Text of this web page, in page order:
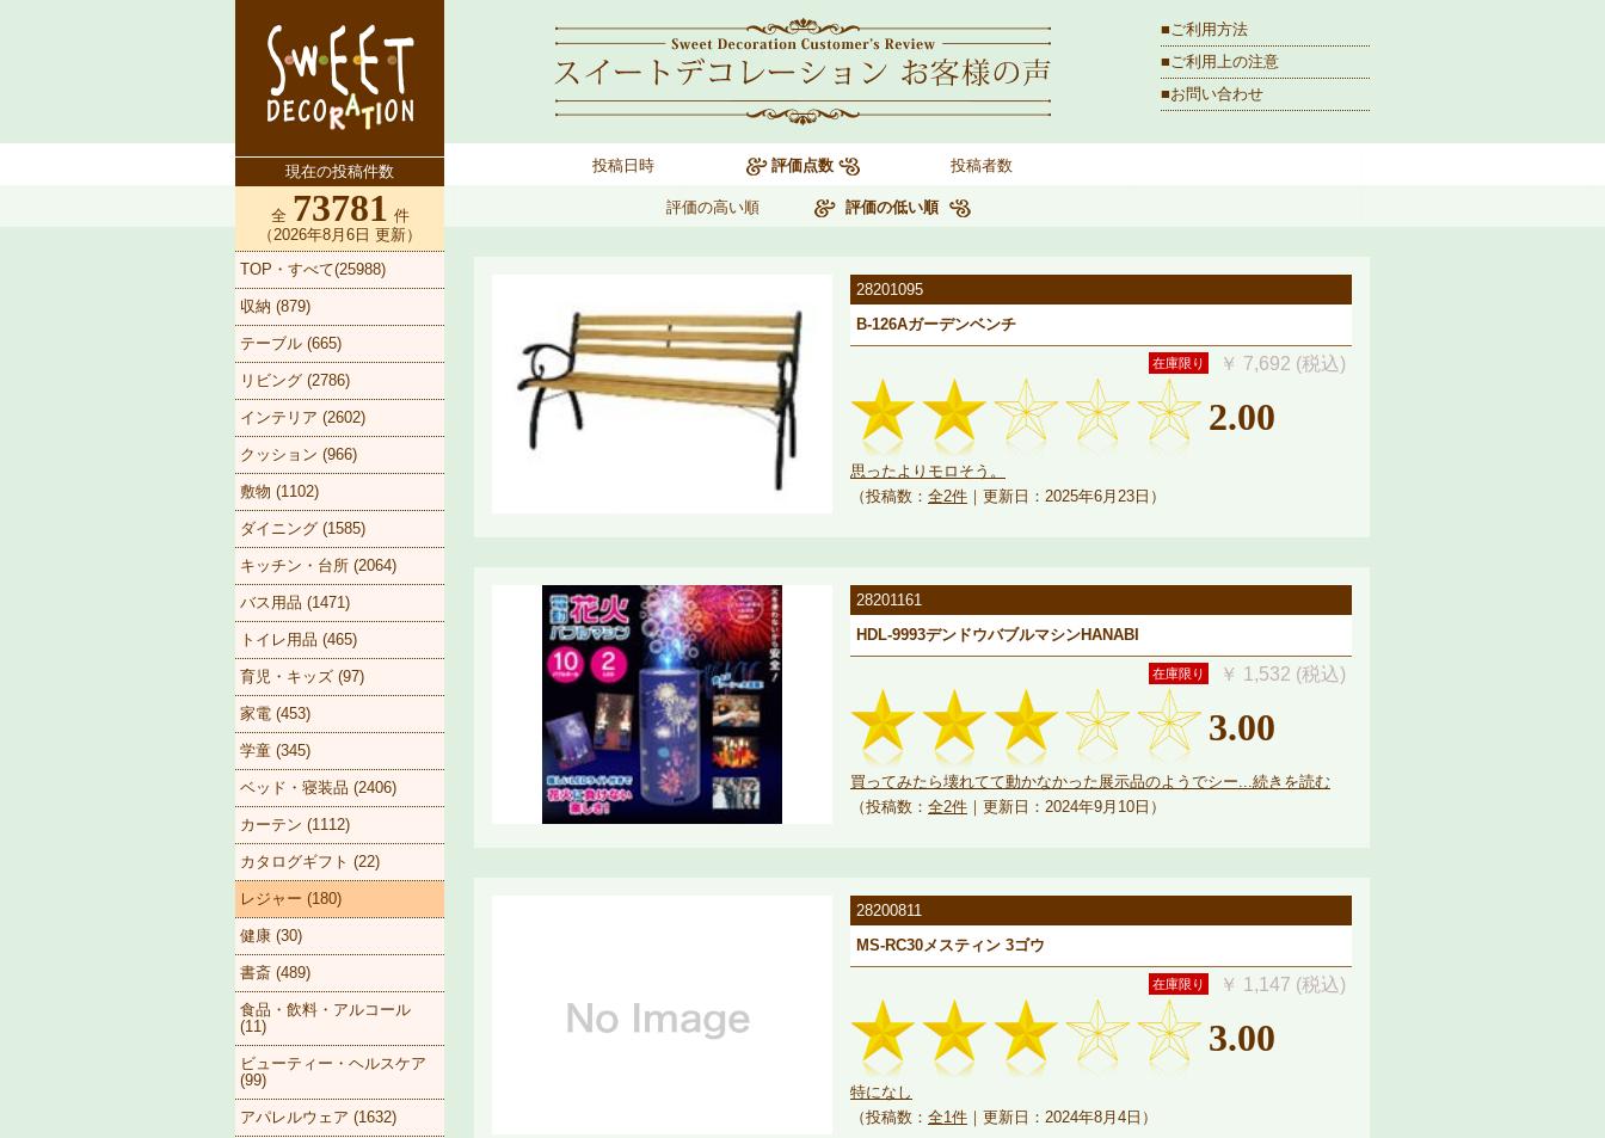
現在の投稿件数
全 73781 件
（2026年8月6日 更新）
TOP・すべて(25988)
収納 (879)
テーブル (665)
リビング (2786)
インテリア (2602)
クッション (966)
敷物 (1102)
ダイニング (1585)
キッチン・台所 (2064)
バス用品 (1471)
トイレ用品 (465)
育児・キッズ (97)
家電 (453)
学童 (345)
ベッド・寝装品 (2406)
カーテン (1112)
カタログギフト (22)
レジャー (180)
健康 (30)
書斎 (489)
食品・飲料・アルコール
(11)
ビューティー・ヘルスケア
(99)
アパレルウェア (1632)
■ご利用方法
■ご利用上の注意
■お問い合わせ
投稿日時 評価点数 投稿者数
評価の高い順 評価の低い順
28201095
B-126Aガーデンベンチ
在庫限り ￥ 7,692 (税込)
2.00
思ったよりモロそう。
（投稿数： 全2件 ｜更新日：2025年6月23日）
28201161
HDL-9993デンドウバブルマシンHANABI
在庫限り ￥ 1,532 (税込)
3.00
買ってみたら壊れてて動かなかった展示品のようでシー...続きを読む
（投稿数： 全2件 ｜更新日：2024年9月10日）
28200811
MS-RC30メスティン 3ゴウ
在庫限り ￥ 1,147 (税込)
3.00
特になし
（投稿数： 全1件 ｜更新日：2024年8月4日）